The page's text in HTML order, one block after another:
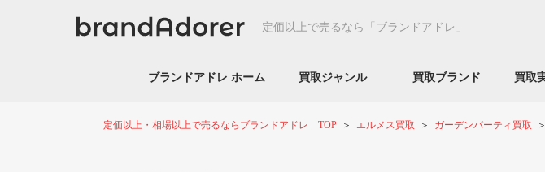
定価以上で売るなら 「ブランドアドレ」
ブランドアドレ ホーム 買取ジャンル 買取ブランド 買取
定価以上・相場以上で売るならブランドアドレ TOP エルメス買取 ガーデンパーティ買取